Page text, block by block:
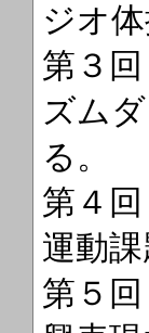
ジオ
第３
ズム
る。
第４
運動
第５